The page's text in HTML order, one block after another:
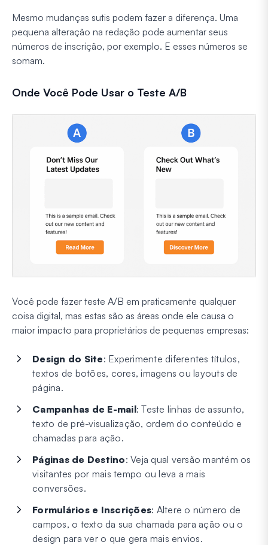
Mesmo mudanças sutis podem fazer a diferença. Uma
pequena alteração na redação pode aumentar seus
números de inscrição, por exemplo. E esses números se
somam.
Onde Você Pode Usar o Teste A/B
Você pode fazer teste A/B em praticamente qualquer
coisa digital, mas estas são as áreas onde ele causa o
maior impacto para proprietários de pequenas empresas:
Design do Site: Experimente diferentes títulos,
textos de botões, cores, imagens ou layouts de
página.
Campanhas de E-mail: Teste linhas de assunto,
texto de pré-visualização, ordem do conteúdo e
chamadas para ação.
Páginas de Destino: Veja qual versão mantém os
visitantes por mais tempo ou leva a mais
conversões.
Formulários e Inscrições: Altere o número de
campos, o texto da sua chamada para ação ou o
design para ver o que gera mais envios.